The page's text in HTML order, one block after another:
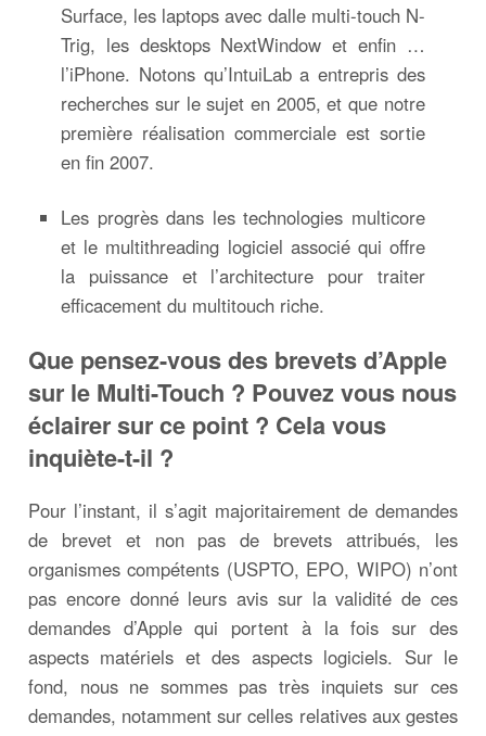
Surface, les laptops avec dalle multi-touch N-
Trig, les desktops NextWindow et enfin …
l’iPhone. Notons qu’IntuiLab a entrepris des
recherches sur le sujet en 2005, et que notre
première réalisation commerciale est sortie
en fin 2007.
Les progrès dans les technologies multicore
et le multithreading logiciel associé qui offre
la puissance et l’architecture pour traiter
efficacement du multitouch riche.
Que pensez-vous des brevets d’Apple
sur le Multi-Touch ? Pouvez vous nous
éclairer sur ce point ? Cela vous
inquiète-t-il ?
Pour l’instant, il s’agit majoritairement de demandes
de brevet et non pas de brevets attribués, les
organismes compétents (USPTO, EPO, WIPO) n’ont
pas encore donné leurs avis sur la validité de ces
demandes d’Apple qui portent à la fois sur des
aspects matériels et des aspects logiciels. Sur le
fond, nous ne sommes pas très inquiets sur ces
demandes, notamment sur celles relatives aux gestes